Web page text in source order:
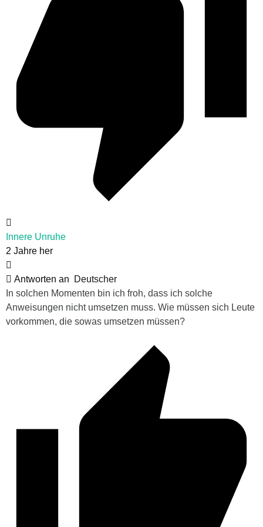
Innere Unruhe
2 Jahre her
Antworten an
Deutscher
In solchen Momenten bin ich froh, dass ich solche
Anweisungen nicht umsetzen muss. Wie müssen sich Leute
vorkommen, die sowas umsetzen müssen?